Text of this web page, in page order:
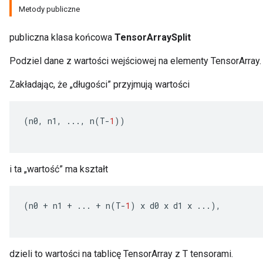
Metody publiczne
publiczna klasa końcowa TensorArraySplit
Podziel dane z wartości wejściowej na elementy TensorArray.
Zakładając, że „długości” przyjmują wartości
(n0, n1 , ..., n(T-1 ))
i ta „wartość” ma kształt
(n0 + n1 + ... + n(T-1 ) x d0 x d1 x ...),
dzieli to wartości na tablicę TensorArray z T tensorami.